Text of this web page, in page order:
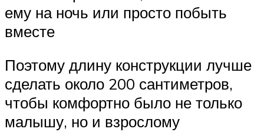
ему на ночь или просто побыть
вместе
Поэтому длину конструкции лучше
сделать около 200 сантиметров,
чтобы комфортно было не только
малышу, но и взрослому